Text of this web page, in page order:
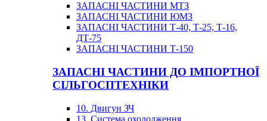
ЗАПАСНІ ЧАСТИНИ МТЗ
ЗАПАСНІ ЧАСТИНИ ЮМЗ
ЗАПАСНІ ЧАСТИНИ Т-40, Т-25, Т-16,
ДТ-75
ЗАПАСНІ ЧАСТИНИ Т-150
ЗАПАСНІ ЧАСТИНИ ДО ІМПОРТНОЇ
СІЛЬГОСПТЕХНІКИ
10. Двигун ЗЧ
13. Система охолодження